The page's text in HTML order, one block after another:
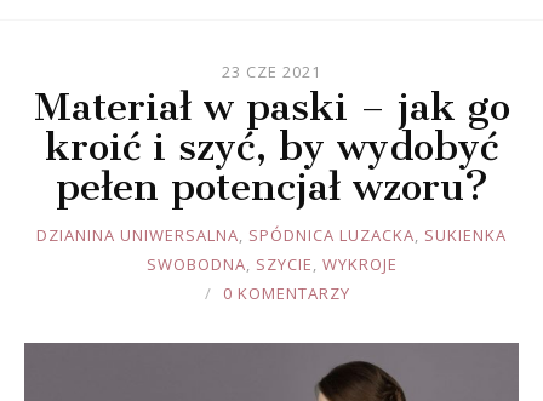
23 CZE 2021
Materiał w paski – jak go
kroić i szyć, by wydobyć
pełen potencjał wzoru?
JOULE
DZIANINA UNIWERSALNA, SPÓDNICA LUZACKA, SUKIENKA
SWOBODNA, SZYCIE, WYKROJE
0 KOMENTARZY